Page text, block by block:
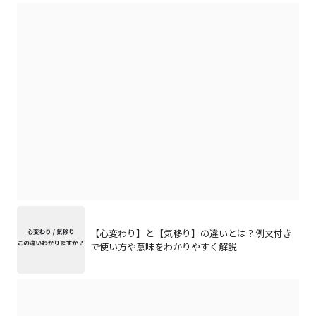
【心変わり】と【気移り】の違いとは？例文付き
で使い方や意味をわかりやすく解説